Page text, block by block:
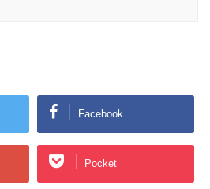
Facebook
Pocket